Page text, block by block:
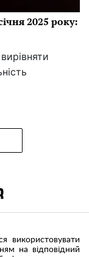
2025 року:
використовувати
на відповідний